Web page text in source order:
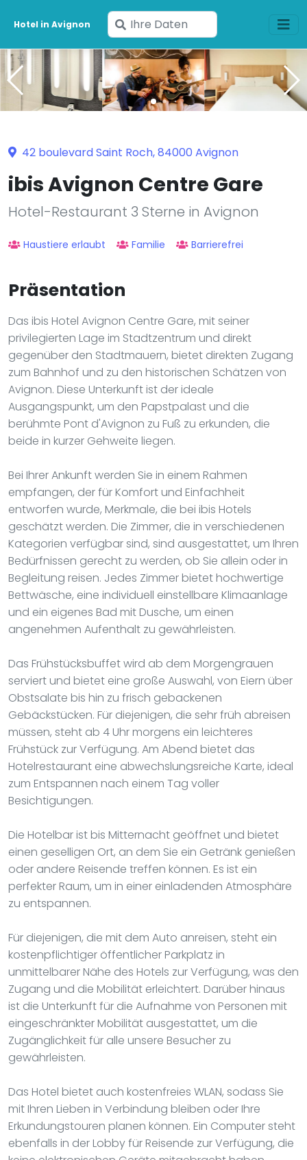
Hotel in Avignon
Geben
Sie
Ihre
Daten
ein
42 boulevard Saint Roch, 84000 Avignon
ibis Avignon Centre Gare
Hotel-Restaurant 3 Sterne in Avignon
Haustiere erlaubt Familie Barrierefrei
Präsentation
Das ibis Hotel Avignon Centre Gare, mit seiner
privilegierten Lage im Stadtzentrum und direkt
gegenüber den Stadtmauern, bietet direkten Zugang
zum Bahnhof und zu den historischen Schätzen von
Avignon. Diese Unterkunft ist der ideale
Ausgangspunkt, um den Papstpalast und die
berühmte Pont d'Avignon zu Fuß zu erkunden, die
beide in kurzer Gehweite liegen.
Bei Ihrer Ankunft werden Sie in einem Rahmen
empfangen, der für Komfort und Einfachheit
entworfen wurde, Merkmale, die bei ibis Hotels
geschätzt werden. Die Zimmer, die in verschiedenen
Kategorien verfügbar sind, sind ausgestattet, um Ihren
Bedürfnissen gerecht zu werden, ob Sie allein oder in
Begleitung reisen. Jedes Zimmer bietet hochwertige
Bettwäsche, eine individuell einstellbare Klimaanlage
und ein eigenes Bad mit Dusche, um einen
angenehmen Aufenthalt zu gewährleisten.
Das Frühstücksbuffet wird ab dem Morgengrauen
serviert und bietet eine große Auswahl, von Eiern über
Obstsalate bis hin zu frisch gebackenen
Gebäckstücken. Für diejenigen, die sehr früh abreisen
müssen, steht ab 4 Uhr morgens ein leichteres
Frühstück zur Verfügung. Am Abend bietet das
Hotelrestaurant eine abwechslungsreiche Karte, ideal
zum Entspannen nach einem Tag voller
Besichtigungen.
Die Hotelbar ist bis Mitternacht geöffnet und bietet
einen geselligen Ort, an dem Sie ein Getränk genießen
oder andere Reisende treffen können. Es ist ein
perfekter Raum, um in einer einladenden Atmosphäre
zu entspannen.
Für diejenigen, die mit dem Auto anreisen, steht ein
kostenpflichtiger öffentlicher Parkplatz in
unmittelbarer Nähe des Hotels zur Verfügung, was den
Zugang und die Mobilität erleichtert. Darüber hinaus
ist die Unterkunft für die Aufnahme von Personen mit
eingeschränkter Mobilität ausgestattet, um die
Zugänglichkeit für alle unsere Besucher zu
gewährleisten.
Das Hotel bietet auch kostenfreies WLAN, sodass Sie
mit Ihren Lieben in Verbindung bleiben oder Ihre
Erkundungstouren planen können. Ein Computer steht
ebenfalls in der Lobby für Reisende zur Verfügung, die